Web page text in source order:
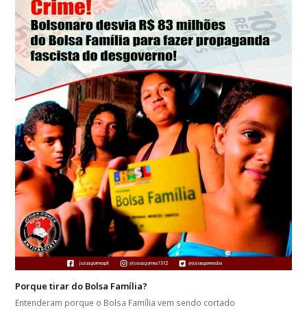
Porque tirar do Bolsa Família?
Entenderam porque o Bolsa Família vem sendo cortado